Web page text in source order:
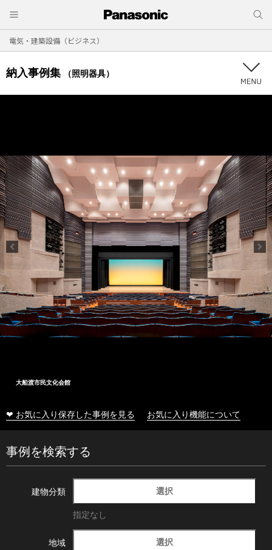
電気・建築設備（ビジネス）
納入事例集 （照明器具）
大船渡市民文化会館
❤ お気に入り保存した事例を見る お気に入り機能について
事例を検索する
建物分類 選択
指定なし
地域 選択